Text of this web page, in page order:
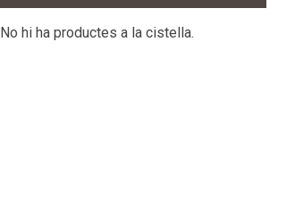
No hi ha productes a la cistella.